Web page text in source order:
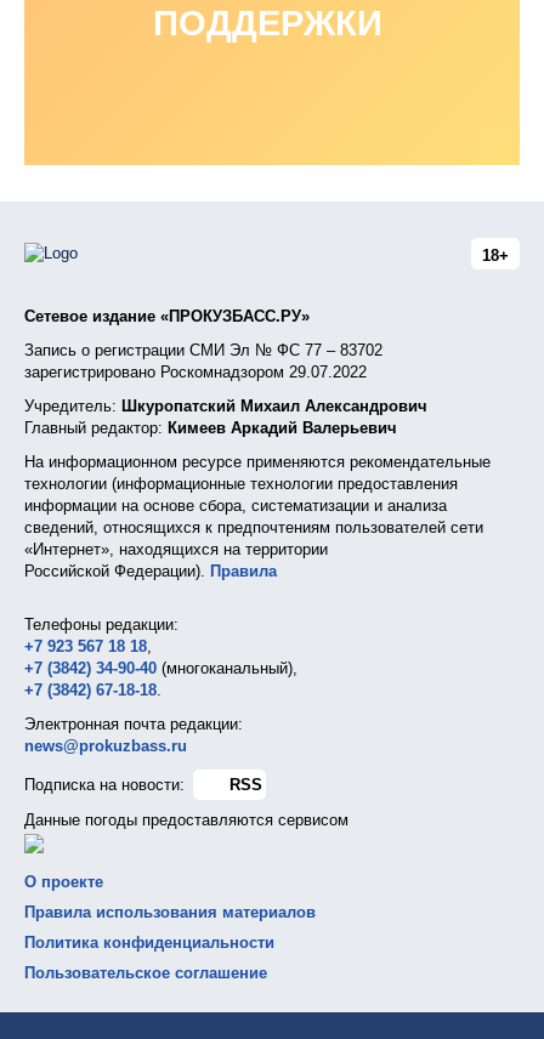
ПОДДЕРЖКИ
18+
Сетевое издание «ПРОКУЗБАСС.РУ»
Запись о регистрации СМИ Эл № ФС 77 – 83702
зарегистрировано Роскомнадзором 29.07.2022
Учредитель: Шкуропатский Михаил Александрович
Главный редактор: Кимеев Аркадий Валерьевич
На информационном ресурсе применяются рекомендательные
технологии (информационные технологии предоставления
информации на основе сбора, систематизации и анализа
сведений, относящихся к предпочтениям пользователей сети
«Интернет», находящихся на территории
Российской Федерации). Правила
Телефоны редакции:
+7 923 567 18 18,
+7 (3842) 34-90-40 (многоканальный),
+7 (3842) 67-18-18.
Электронная почта редакции:
news@prokuzbass.ru
Подписка на новости:
RSS
Данные погоды предоставляются сервисом
О проекте
Правила использования материалов
Политика конфиденциальности
Пользовательское соглашение